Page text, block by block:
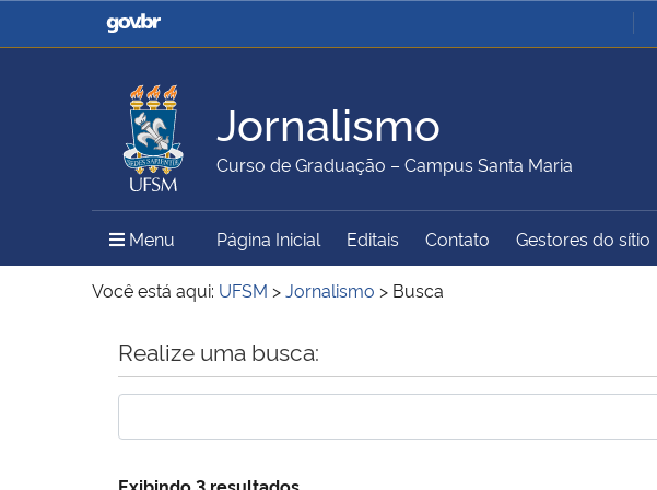
Casa Civil
Ministério da Justiça e
Ministério da Defesa
Ministério da Agricultura,
Pecuária e Abastecimento
Ministério da Educação
Ministério do Meio Ambiente Ministério do Turismo
Ministério do
Jornalismo
Curso de Graduação – Campus Santa Maria
Menu Menu Principal do Sítio
Página Inicial Editais Contato Gestores do sítio
Você está aqui: UFSM >Jornalismo > Busca
Início do conteúdo
Realize uma busca:
Exibindo 3 resultados